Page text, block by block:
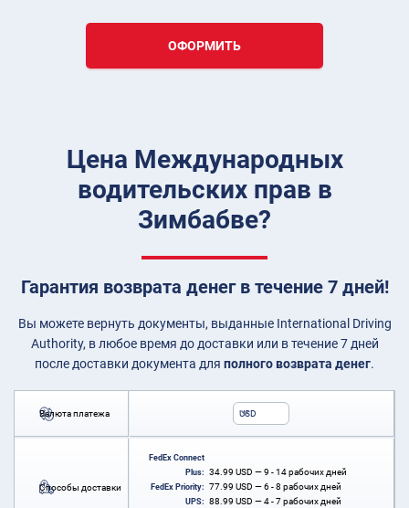
ОФОРМИТЬ
Цена Международных
водительских прав в
Зимбабве?
Гарантия возврата денег в течение 7 дней!
Вы можете вернуть документы, выданные International Driving
Authority, в любое время до доставки или в течение 7 дней
после доставки документа для полного возврата денег.
Валюта платежа USD
Способы доставки
FedEx Connect
Plus:
34.99 USD — 9 - 14 рабочих дней
FedEx Priority: 77.99 USD — 6 - 8 рабочих дней
UPS: 88.99 USD — 4 - 7 рабочих дней